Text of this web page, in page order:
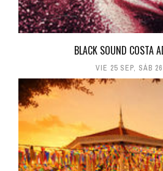
BLACK SOUND COSTA
VIE 25 SEP, SÁB